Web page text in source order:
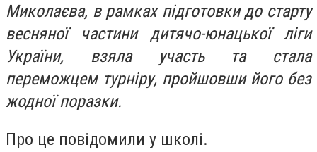
Миколаєва, в рамках підготовки до старту
весняної частини дитячо-юнацької ліги
України, взяла участь та стала
переможцем турніру, пройшовши його без
жодної поразки.
Про це повідомили у школі.